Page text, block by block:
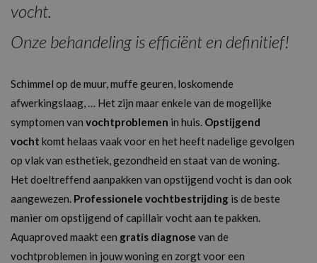
vocht.
Onze behandeling is efficiënt en definitief!
Schimmel op de muur, muffe geuren, loskomende
afwerkingslaag, … Het zijn maar enkele van de mogelijke
symptomen van vochtproblemen in huis. Opstijgend
vocht komt helaas vaak voor en het heeft nadelige gevolgen
op vlak van esthetiek, gezondheid en staat van de woning.
Het doeltreffend aanpakken van opstijgend vocht is dan ook
aangewezen. Professionele vochtbestrijding is de beste
manier om opstijgend of capillair vocht aan te pakken.
Aquaproved maakt een gratis diagnose van de
vochtproblemen in jouw woning en zorgt voor een